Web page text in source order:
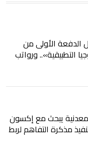
الدفعة الأولى من
التطبيقية».. ورواتب
يبحث مع إكسون
مذكرة التفاهم لربط
بالبنية التحتية